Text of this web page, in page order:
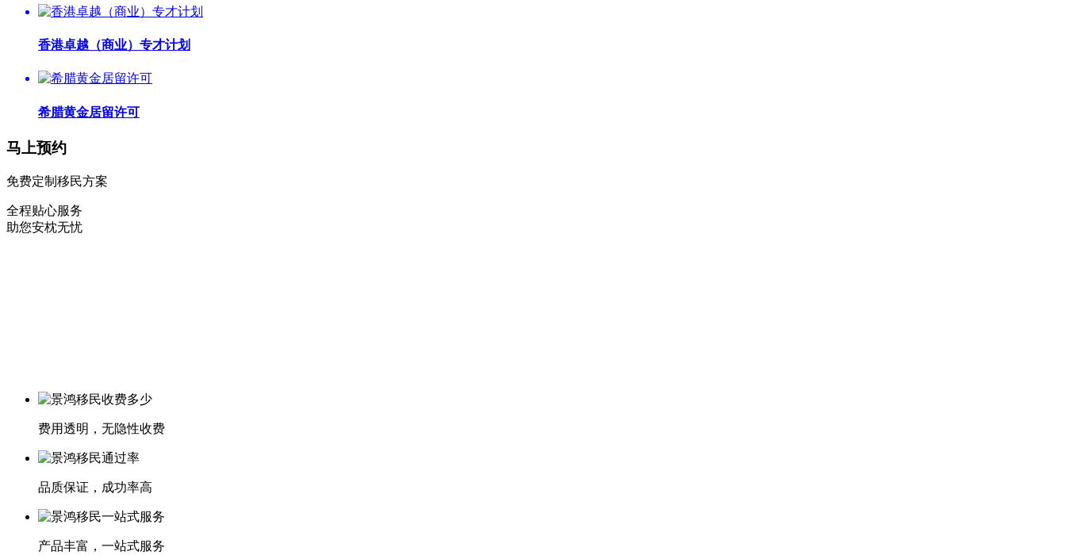
香港卓越（商业）专才计划
希腊黄金居留许可
马上预约
免费定制移民方案
全程贴心服务
助您安枕无忧
费用透明，无隐性收费
品质保证，成功率高
产品丰富，一站式服务